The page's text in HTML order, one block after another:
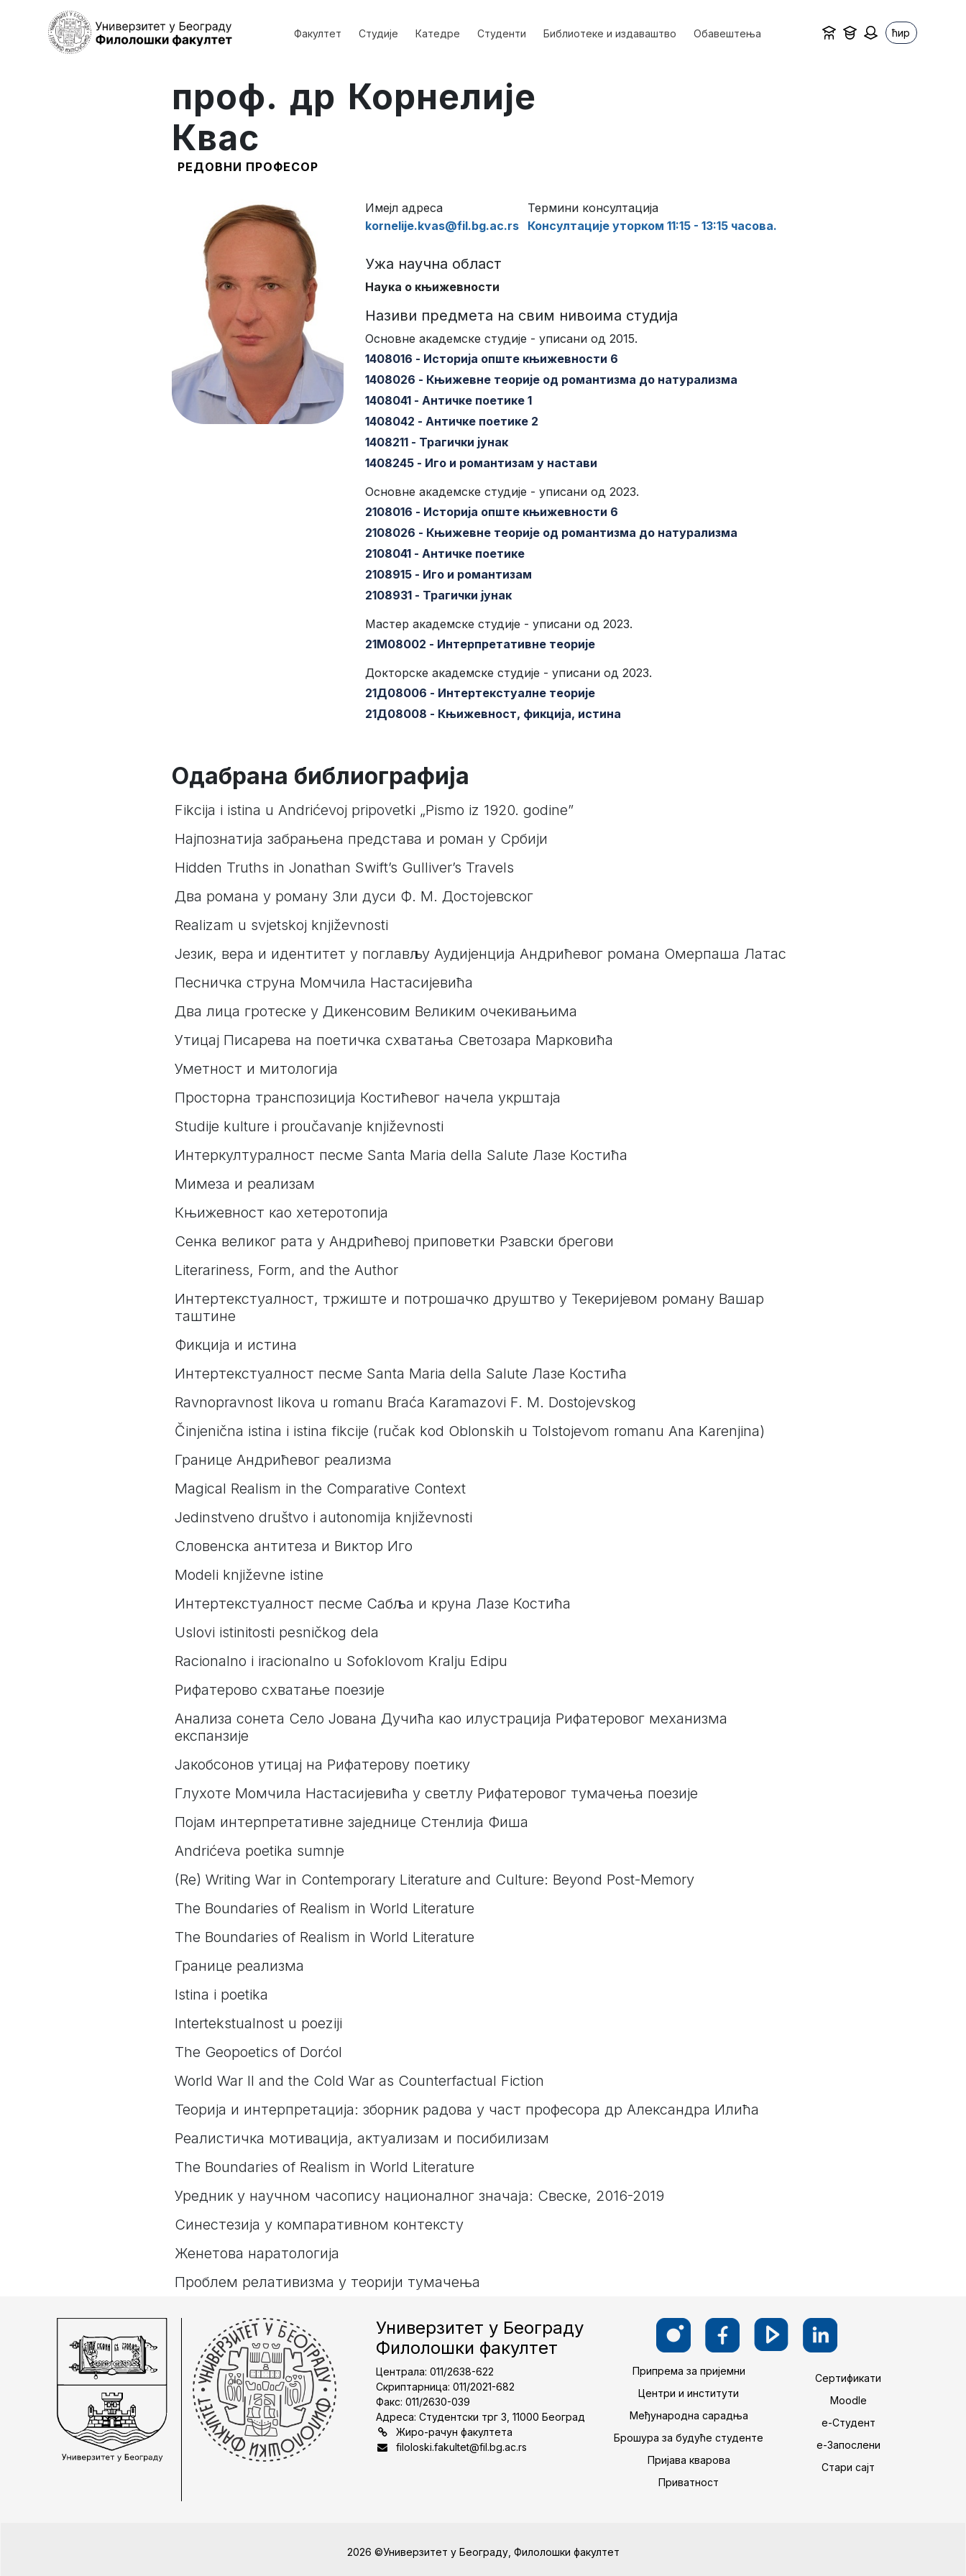
Факултет Студије Катедре Студенти Библиотеке и издаваштво Обавештења ћир
проф. др Корнелије
Квас
РЕДОВНИ ПРОФЕСОР
Имејл адреса
Термини консултација
kornelije.kvas@fil.bg.ac.rs
Консултације уторком 11:15 - 13:15 часова.
Ужа научна област
Наука о књижевности
Називи предмета на свим нивоима студија
Основне академске студије - уписани од 2015.
1408016 - Историја опште књижевности 6
1408026 - Књижевне теорије од романтизма до натурализма
1408041 - Античке поетике 1
1408042 - Античке поетике 2
1408211 - Трагички јунак
1408245 - Иго и романтизам у настави
Основне академске студије - уписани од 2023.
2108016 - Историја опште књижевности 6
2108026 - Књижевне теорије од романтизма до натурализма
2108041 - Античке поетике
2108915 - Иго и романтизам
2108931 - Трагички јунак
Мастер академске студије - уписани од 2023.
21М08002 - Интерпретативне теорије
Докторске академске студије - уписани од 2023.
21Д08006 - Интертекстуалне теорије
21Д08008 - Књижевност, фикција, истина
Одабрана библиографија
Fikcija i istina u Andrićevoj pripovetki „Pismo iz 1920. godine”
Најпознатија забрањена представа и роман у Србији
Hidden Truths in Jonathan Swift’s Gulliver’s Travels
Два романа у роману Зли дуси Ф. М. Достојевског
Realizam u svјetskoj književnosti
Језик, вера и идентитет у поглављу Аудијенција Андрићевог романа Омерпаша Латас
Песничка струна Момчила Настасијевића
Два лица гротеске у Дикенсовим Великим очекивањима
Утицај Писарева на поетичка схватања Светозара Марковића
Уметност и митологија
Просторна транспозиција Костићевог начела укрштаја
Studije kulture i proučavanje književnosti
Интеркултуралност песме Santa Мaria della Salute Лазе Костића
Мимеза и реализам
Књижевност као хетеротопија
Сенка великог рата у Андрићевој приповетки Рзавски брегови
Literariness, Form, and the Author
Интертекстуалност, тржиште и потрошачко друштво у Текеријевом роману Вашар
таштине
Фикција и истина
Интертекстуалност песме Santa Maria della Salute Лазе Костића
Ravnopravnost likova u romanu Braća Karamazovi F. M. Dostojevskog
Činjenična istina i istina fikcije (ručak kod Oblonskih u Tolstojevom romanu Ana Karenjina)
Границе Андрићевог реализма
Magical Realism in the Comparative Context
Jedinstveno društvo i autonomija književnosti
Словенска антитеза и Виктор Иго
Modeli književne istine
Интертекстуалност песме Сабља и круна Лазе Костића
Uslovi istinitosti pesničkog dela
Racionalno i iracionalno u Sofoklovom Kralju Edipu
Рифатерово схватање поезије
Анализа сонета Село Јована Дучића као илустрација Рифатеровог механизма
експанзије
Јакобсонов утицај на Рифатерову поетику
Глухоте Момчила Настасијевића у светлу Рифатеровог тумачења поезије
Појам интерпретативне заједнице Стенлија Фиша
Andrićeva poetika sumnje
(Re) Writing War in Contemporary Literature and Culture: Beyond Post-Memory
The Boundaries of Realism in World Literature
The Boundaries of Realism in World Literature
Границе реализма
Istina i poetika
Intertekstualnost u poeziji
The Geopoetics of Dorćol
World War II and the Cold War as Counterfactual Fiction
Теорија и интерпретација: зборник радова у част професора др Александра Илића
Реалистичка мотивација, актуализам и посибилизам
The Boundaries of Realism in World Literature
Уредник у научном часопису националног значаја: Свеске, 2016-2019
Синестезија у компаративном контексту
Женетова наратологија
Проблем релативизма у теорији тумачења
Универзитет у Београду
Филолошки факултет
Централа: 011/2638-622
Скриптарница: 011/2021-682
Факс: 011/2630-039
Адреса: Студентски трг 3, 11000 Београд
Жиро-рачун факултета
filoloski.fakultet@fil.bg.ac.rs
Припрема за пријемни
Центри и институти
Међународна сарадња
Брошура за будуће студенте
Пријава кварова
Приватност
Сертификати
Moodle
е-Студент
е-Запослени
Стари сајт
2026 ©Универзитет у Београду, Филолошки факултет